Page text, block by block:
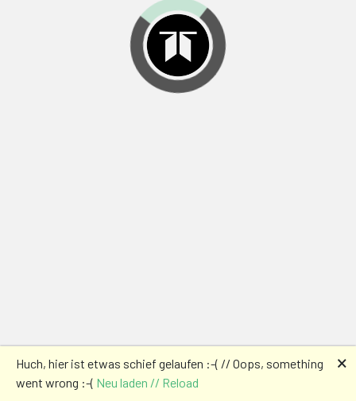
Huch, hier ist etwas schief gelaufen :-( // Oops, something
went wrong :-( Neu laden // Reload
🗙